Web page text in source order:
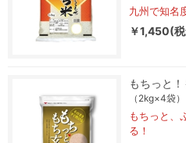
九州で知名
￥1,450(
もちっと
（2kg×4袋）
もちっと、
る！